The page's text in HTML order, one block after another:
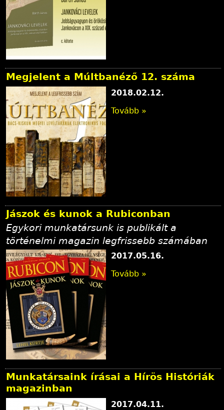
Megjelent a Múltbanéző 12. száma
2018.02.12.
Tovább »
Jászok és kunok a Rubiconban
Egykori munkatársunk is publikált a
történelmi magazin legfrissebb számában
2017.05.16.
Tovább »
Munkatársaink írásai a Hírös Históriák
magazinban
2017.04.11.